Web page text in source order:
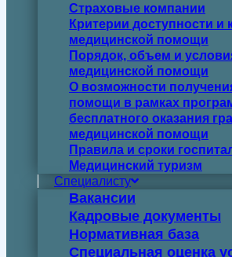
Страховые компании
Критерии доступности и
медицинской помощи
Порядок, объем и
медицинской помощи
О возможности
помощи в рамках
бесплатного оказания
медицинской помощи
Правила и сроки
Медицинский туризм
Специалисту
Вакансии
Кадровые документы
Нормативная база
Специальная оценка